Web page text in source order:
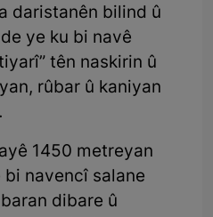
daristanên bilind û
ye ku bi navê
tên naskirin û
rûbar û kaniyan
1450 metreyan
navencî salane
dibare û